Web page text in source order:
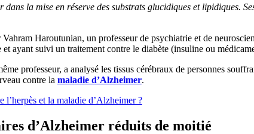
dans la mise en réserve des substrats glucidiques et lipidiques.
Vahram Haroutunian, un professeur de psychiatrie et de
ayant suivi un traitement contre le diabète (insuline ou
professeur, a analysé les tissus cérébraux de personnes
contre la maladie d’Alzheimer.
l’herpès et la maladie d’Alzheimer ?
d’Alzheimer réduits de moitié